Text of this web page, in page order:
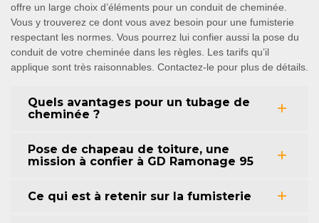
offre un large choix d’éléments pour un conduit de cheminée.
Vous y trouverez ce dont vous avez besoin pour une fumisterie
respectant les normes. Vous pourrez lui confier aussi la pose du
conduit de votre cheminée dans les règles. Les tarifs qu’il
applique sont très raisonnables. Contactez-le pour plus de détails.
Quels avantages pour un tubage de
cheminée ?
Pose de chapeau de toiture, une
mission à confier à GD Ramonage 95
Ce qui est à retenir sur la fumisterie